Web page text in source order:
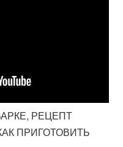
РЕЦЕПТ
ПРИГОТОВИТЬ